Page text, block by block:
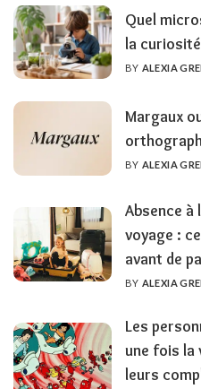
Quel
la
POSTED
BY ALEXIA
Margaux
POSTED
BY ALEXIA
Absence à
voyage :
avant de
POSTED
BY ALEXIA
Les
une fois la
leurs